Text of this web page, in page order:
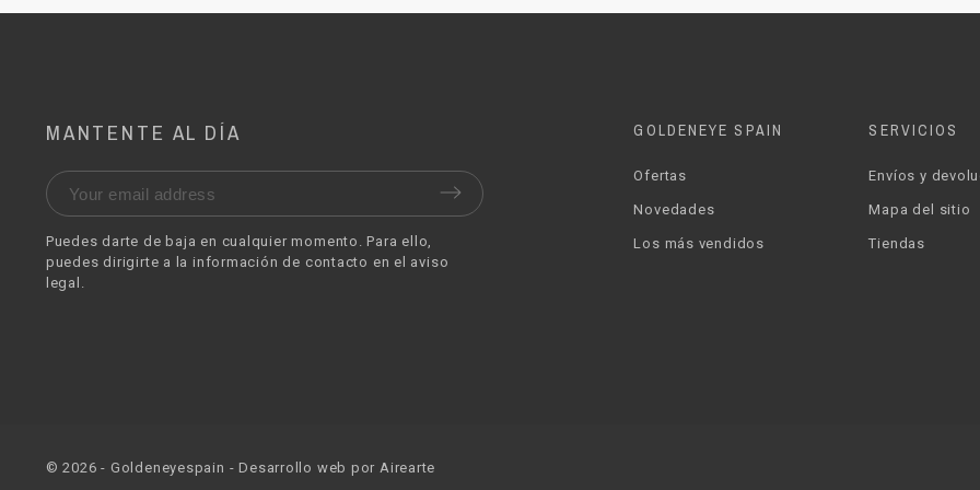
MANTENTE AL DÍA
Puedes darte de baja en cualquier momento. Para ello,
puedes dirigirte a la información de contacto en el aviso
legal.
GOLDENEYE SPAIN
Ofertas
Novedades
Los más vendidos
SERVICIOS
Envíos y
Mapa del sitio
Tiendas
©2026 - Goldeneyespain - Desarrollo web por Airearte